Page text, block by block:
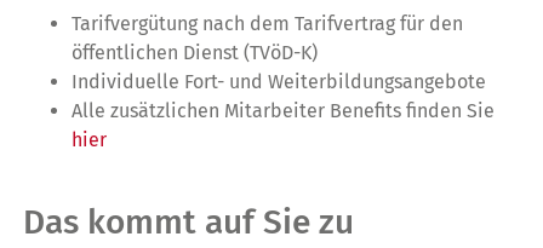
Tarifvergütung nach dem Tarifvertrag für den
öffentlichen Dienst (TVöD-K)
Individuelle Fort- und Weiterbildungsangebote
Alle zusätzlichen Mitarbeiter Benefits finden Sie
hier
Das kommt auf Sie zu